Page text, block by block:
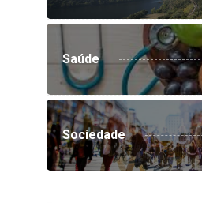
Saúde
Sociedade